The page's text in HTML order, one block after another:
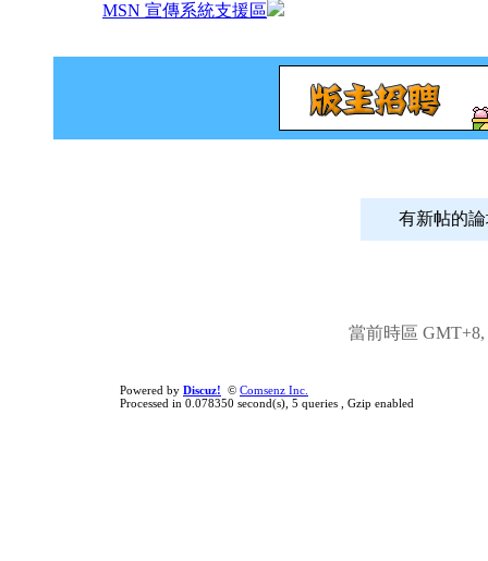
MSN 宣傳系統支援區
有新帖
當前時區 GMT+8,
Powered by Discuz! © Comsenz Inc.
Processed in 0.078350 second(s), 5 queries , Gzip enabled